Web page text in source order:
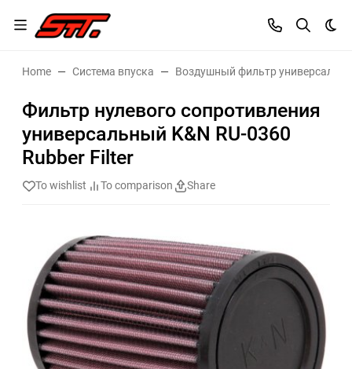
Home Система впуска Воздушный фильтр
Фильтр нулевого сопротивления
универсальный K&N RU-0360
Rubber Filter
To wishlist To comparison Share